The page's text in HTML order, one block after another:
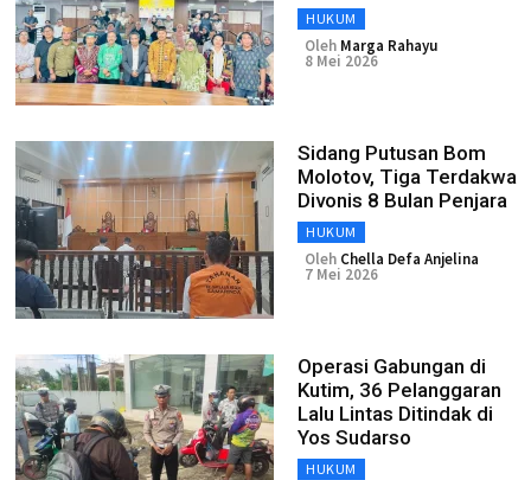
HUKUM
Oleh Marga Rahayu
8 Mei 2026
Sidang Putusan Bom
Molotov, Tiga Terdakwa
Divonis 8 Bulan Penjara
HUKUM
Oleh Chella Defa Anjelina
7 Mei 2026
Operasi Gabungan di
Kutim, 36 Pelanggaran
Lalu Lintas Ditindak di
Yos Sudarso
HUKUM